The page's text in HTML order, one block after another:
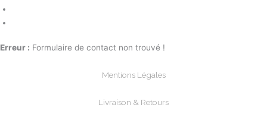
Erreur : Formulaire de contact non trouvé !
Mentions Légales
Livraison & Retours